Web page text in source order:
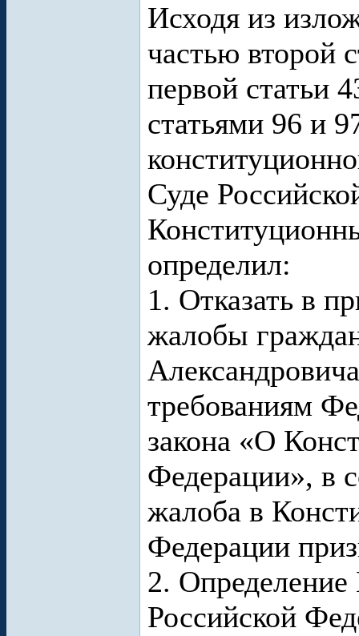
Исходя из
частью второй
первой статьи
статьями 96 и
Суде
определил:
1. Отказать в
жалобы
требованиям
закона «О
Федерации», в
жалоба в
Федерации
2. Определение
Российской